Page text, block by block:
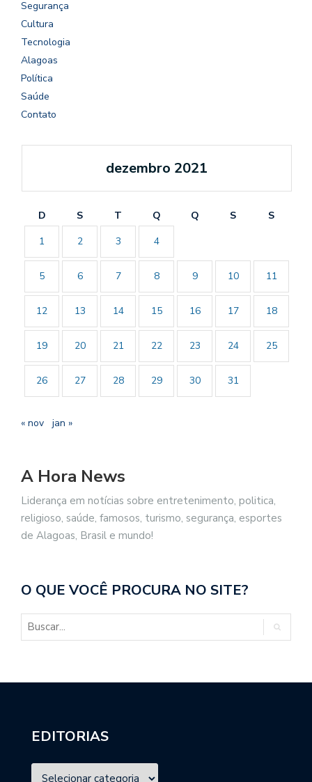
Segurança
Cultura
Tecnologia
Alagoas
Política
Saúde
Contato
dezembro 2021
D S T Q Q S
S
1
2 3 4
5 6 7 8 9 10 11
12 13 14 15 16 17 18
19 20 21 22 23 24 25
26 27 28 29 30 31
« nov jan »
A Hora News
Liderança em notícias sobre entretenimento, politica,
religioso, saúde, famosos, turismo, segurança, esportes
de Alagoas, Brasil e mundo!
O QUE VOCÊ PROCURA NO SITE?
EDITORIAS